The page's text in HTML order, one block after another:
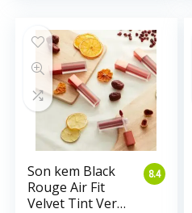
8.4
Son kem Black
Rouge Air Fit
Velvet Tint Ver3